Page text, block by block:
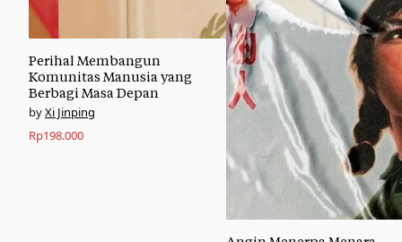
Perihal Membangun
Komunitas Manusia yang
Berbagi Masa Depan
Xi Jinping
Rp198.000